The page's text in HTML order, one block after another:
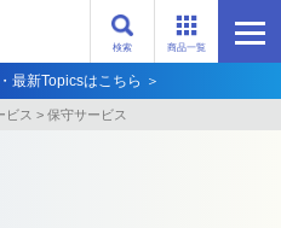
商品一覧
検索
最新Topicsはこちら ＞
ビス > 保守サービス